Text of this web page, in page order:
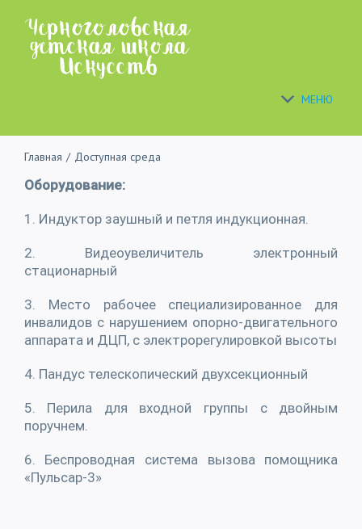
content
МЕНЮ
Главная / Доступная среда
Оборудование:
1. Индуктор заушный и петля индукционная.
2. Видеоувеличитель электронный
стационарный
3. Место рабочее специализированное для
инвалидов с нарушением опорно-двигательного
аппарата и ДЦП, с электрорегулировкой высоты
4. Пандус телескопический двухсекционный
5. Перила для входной группы с двойным
поручнем.
6. Беспроводная система вызова помощника
«Пульсар-3»